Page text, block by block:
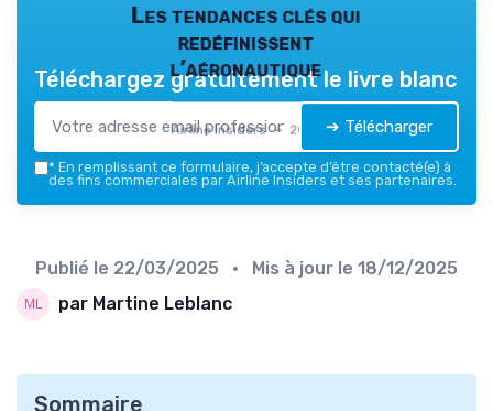
Les tendances clés qui
redéfinissent
l’aéronautique
Airline Insiders — 2026
Téléchargez gratuitement le livre blanc
➔ Télécharger
* En remplissant ce formulaire, j’accepte d’être contacté(e) à
des fins commerciales par Airline Insiders et ses partenaires.
Publié le 22/03/2025 • Mis à jour le 18/12/2025
par Martine Leblanc
Sommaire